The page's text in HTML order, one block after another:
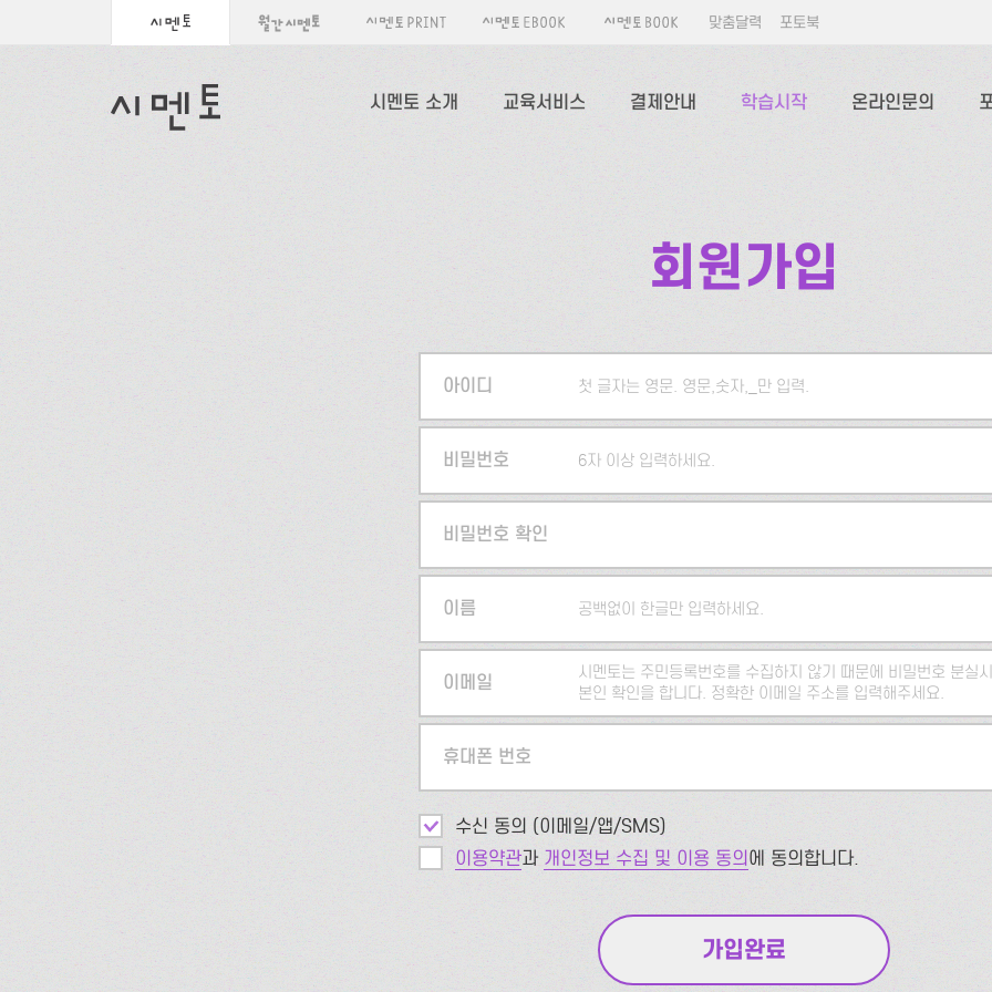
맞춤달력 포토북
시멘토 소개 교육서비스 결제안내 학습시작 온라인문의
회원가입
아이디 첫 글자는 영문. 영문,숫자,_만 입력.
5자 이상 입력하세요.
비밀번호 6자 이상 입력하세요.
비밀번호 확인
이름 공백없이 한글만 입력하세요.
이메일
시멘토는 주민등록번호를 수집하지 않기 때문에 비밀번호 분실
본인 확인을 합니다. 정확한 이메일 주소를 입력해주세요.
휴대폰 번호
수신 동의 (이메일/앱/SMS)
이용약관과 개인정보 수집 및 이용 동의에 동의합니다.